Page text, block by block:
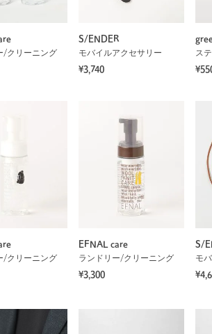
/クリーニング
S/ENDER
モバイルアクセサリー
¥3,740
/クリーニング
EFNAL care
ランドリー/クリーニング
¥3,300
S/
モ